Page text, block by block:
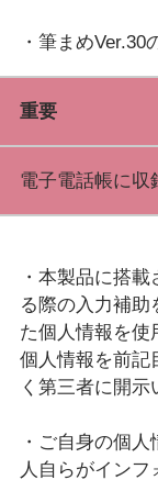
重要
電子電話帳に収
・本製品に搭
る際の入力補
た個人情報を使
個人情報を前記
く第三者に開示
・ご自身の個
人自らがイン